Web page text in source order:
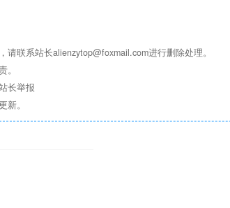
请联系站长alienzytop@foxmail.com进行删除处理。
长举报
。